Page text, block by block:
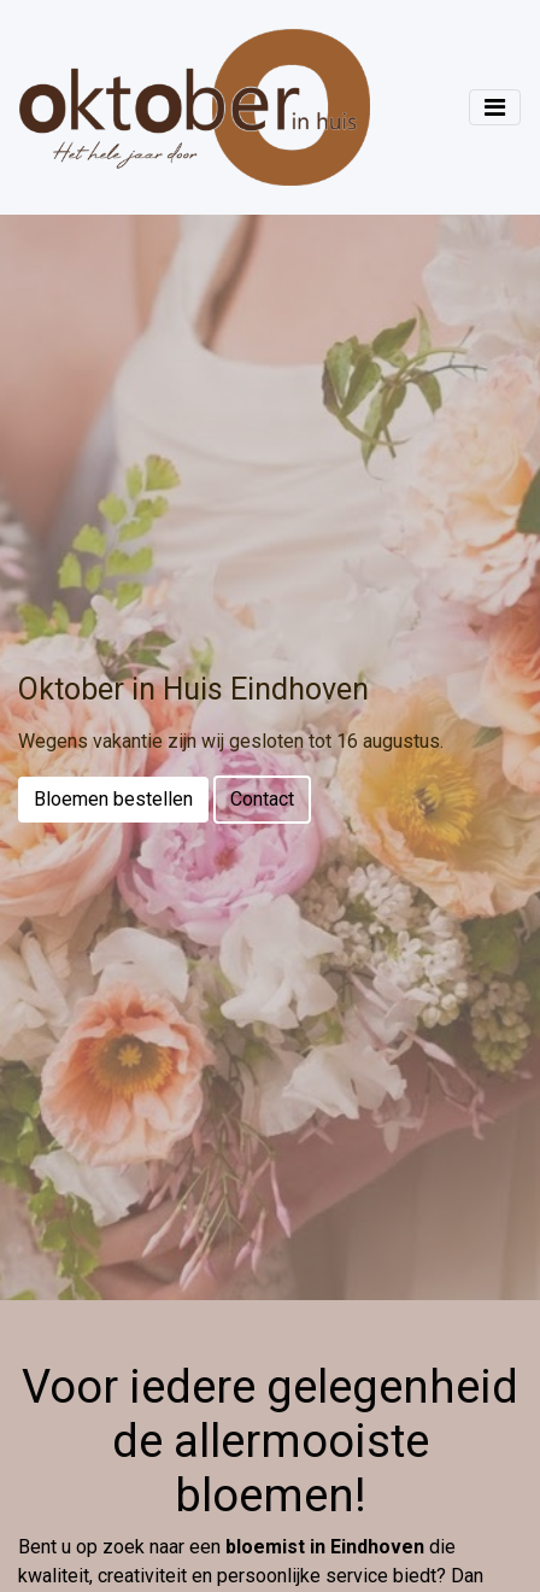
Oktober in Huis Eindhoven
Wegens vakantie zijn wij gesloten tot 16 augustus.
Bloemen bestellen Contact
Voor iedere gelegenheid
de allermooiste
bloemen!
Bent u op zoek naar een bloemist in Eindhoven die
kwaliteit, creativiteit en persoonlijke service biedt? Dan